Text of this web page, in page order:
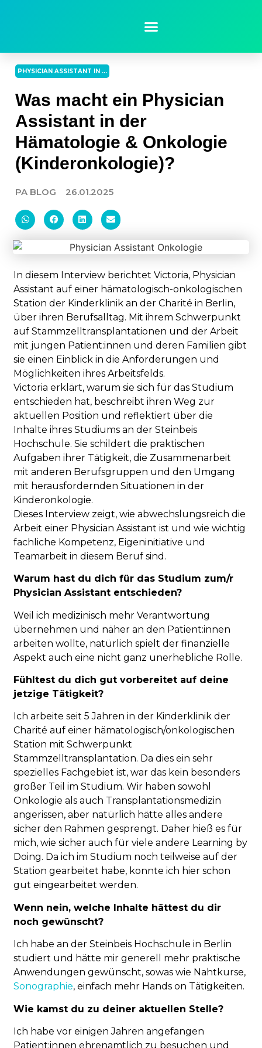
PHYSICIAN ASSISTANT IN ...
Was macht ein Physician
Assistant in der
Hämatologie & Onkologie
(Kinderonkologie)?
PA BLOG 26.01.2025
In diesem Interview berichtet Victoria, Physician
Assistant auf einer hämatologisch-onkologischen
Station der Kinderklinik an der Charité in Berlin,
über ihren Berufsalltag. Mit ihrem Schwerpunkt
auf Stammzelltransplantationen und der Arbeit
mit jungen Patient:innen und deren Familien gibt
sie einen Einblick in die Anforderungen und
Möglichkeiten ihres Arbeitsfelds.
Victoria erklärt, warum sie sich für das Studium
entschieden hat, beschreibt ihren Weg zur
aktuellen Position und reflektiert über die
Inhalte ihres Studiums an der Steinbeis
Hochschule. Sie schildert die praktischen
Aufgaben ihrer Tätigkeit, die Zusammenarbeit
mit anderen Berufsgruppen und den Umgang
mit herausfordernden Situationen in der
Kinderonkologie.
Dieses Interview zeigt, wie abwechslungsreich die
Arbeit einer Physician Assistant ist und wie wichtig
fachliche Kompetenz, Eigeninitiative und
Teamarbeit in diesem Beruf sind.
Warum hast du dich für das Studium zum/r
Physician Assistant entschieden?
Weil ich medizinisch mehr Verantwortung
übernehmen und näher an den Patient:innen
arbeiten wollte, natürlich spielt der finanzielle
Aspekt auch eine nicht ganz unerhebliche Rolle.
Fühltest du dich gut vorbereitet auf deine
jetzige Tätigkeit?
Ich arbeite seit 5 Jahren in der Kinderklinik der
Charité auf einer hämatologisch/onkologischen
Station mit Schwerpunkt
Stammzelltransplantation. Da dies ein sehr
spezielles Fachgebiet ist, war das kein besonders
großer Teil im Studium. Wir haben sowohl
Onkologie als auch Transplantationsmedizin
angerissen, aber natürlich hätte alles andere
sicher den Rahmen gesprengt. Daher hieß es für
mich, wie sicher auch für viele andere Learning by
Doing. Da ich im Studium noch teilweise auf der
Station gearbeitet habe, konnte ich hier schon
gut eingearbeitet werden.
Wenn nein, welche Inhalte hättest du dir
noch gewünscht?
Ich habe an der Steinbeis Hochschule in Berlin
studiert und hätte mir generell mehr praktische
Anwendungen gewünscht, sowas wie Nahtkurse,
Sonographie, einfach mehr Hands on Tätigkeiten.
Wie kamst du zu deiner aktuellen Stelle?
Ich habe vor einigen Jahren angefangen
Patient:innen ehrenamtlich zu besuchen und